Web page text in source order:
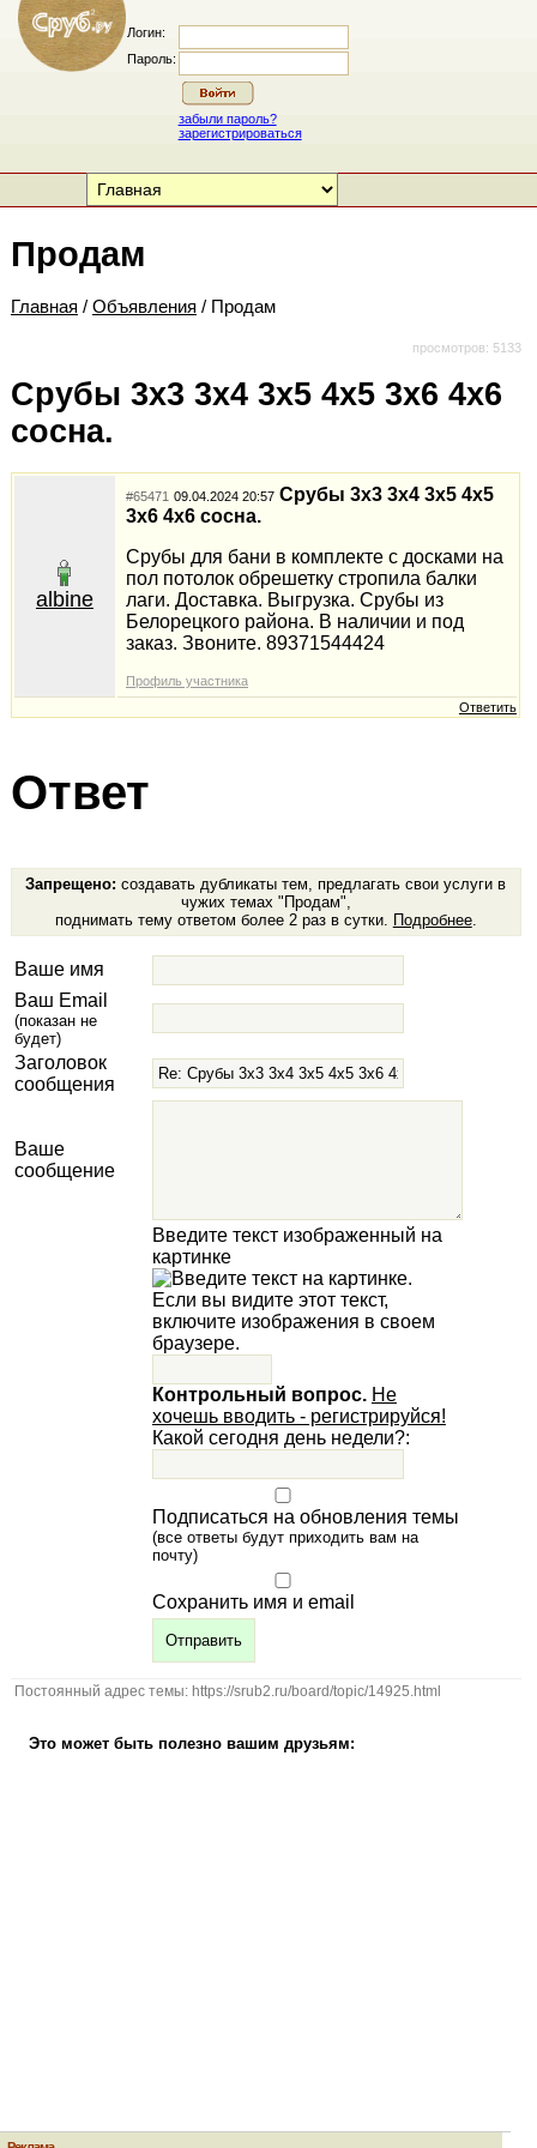
Логин:
Пароль:
забыли пароль?
зарегистрироваться
Продам
Главная / Объявления / Продам
просмотров: 5133
Срубы 3х3 3х4 3х5 4х5 3х6 4х6
сосна.
albine
#65471 09.04.2024 20:57Срубы 3х3 3х4 3х5 4х5
3х6 4х6 сосна.
Срубы для бани в комплекте с досками на
пол потолок обрешетку стропила балки
лаги. Доставка. Выгрузка. Срубы из
Белорецкого района. В наличии и под
заказ. Звоните. 89371544424
Профиль участника
Ответить
Ответ
Запрещено: создавать дубликаты тем, предлагать свои услуги в
чужих темах "Продам",
поднимать тему ответом более 2 раз в сутки. Подробнее.
Ваше имя
Ваш Email
(показан не
будет)
Заголовок
сообщения
Ваше
сообщение
Введите текст изображенный на
картинке
Контрольный вопрос. Не
хочешь вводить - регистрируйся!
Какой сегодня день недели?:
Подписаться на обновления темы
(все ответы будут приходить вам на
почту)
Сохранить имя и email
Постоянный адрес темы: https://srub2.ru/board/topic/14925.html
Это может быть полезно вашим друзьям: